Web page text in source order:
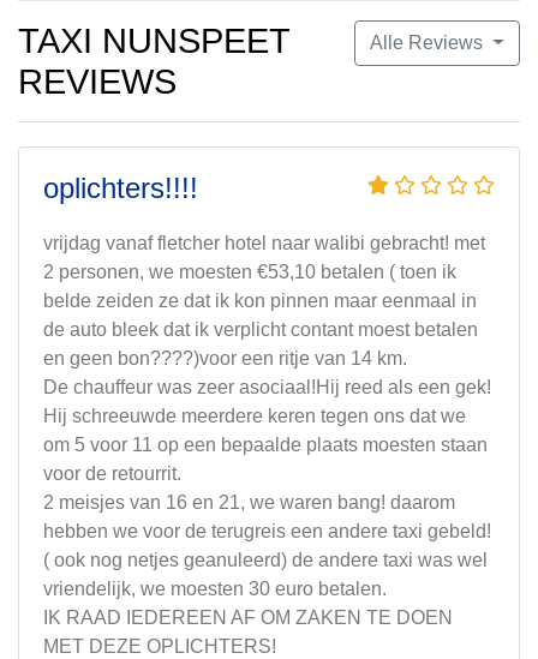
Alle Reviews
TAXI NUNSPEET
REVIEWS
oplichters!!!!
vrijdag vanaf fletcher hotel naar walibi gebracht! met
2 personen, we moesten €53,10 betalen ( toen ik
belde zeiden ze dat ik kon pinnen maar eenmaal in
de auto bleek dat ik verplicht contant moest betalen
en geen bon????)voor een ritje van 14 km.
De chauffeur was zeer asociaal!Hij reed als een gek!
Hij schreeuwde meerdere keren tegen ons dat we
om 5 voor 11 op een bepaalde plaats moesten staan
voor de retourrit.
2 meisjes van 16 en 21, we waren bang! daarom
hebben we voor de terugreis een andere taxi gebeld!
( ook nog netjes geanuleerd) de andere taxi was wel
vriendelijk, we moesten 30 euro betalen.
IK RAAD IEDEREEN AF OM ZAKEN TE DOEN
MET DEZE OPLICHTERS!